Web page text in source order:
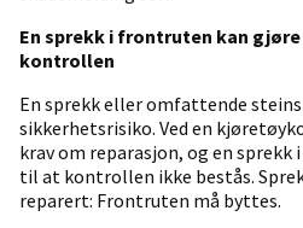
En sprekk i frontruten kan
kontrollen
En sprekk eller omfattende
sikkerhetsrisiko. Ved en
krav om reparasjon, og en
til at kontrollen ikke bestås.
reparert: Frontruten må byttes.